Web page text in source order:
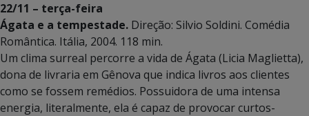
22/11 – terça-feira
Ágata e a tempestade. Direção: Silvio Soldini. Comédia
Romântica. Itália, 2004. 118 min.
Um clima surreal percorre a vida de Ágata (Licia Maglietta),
dona de livraria em Gênova que indica livros aos clientes
como se fossem remédios. Possuidora de uma intensa
energia, literalmente, ela é capaz de provocar curtos-